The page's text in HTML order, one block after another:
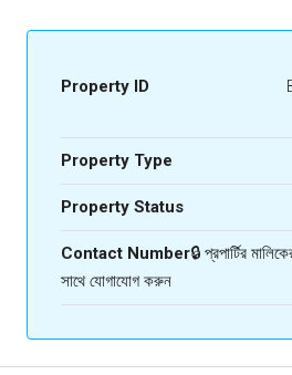
Property ID
Property Type
Property Status
Contact Number🔒 প্রপার্টির
সাথে যোগাযোগ করুন